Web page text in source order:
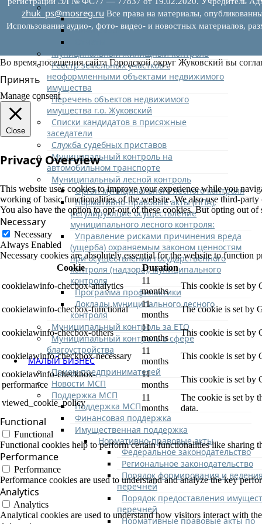
Муниципальный финансовый контроль
Нормативные документы
План работ
Муниципальный жилищный контроль
Реестр земельных участков с
неоформленными объектами недвижимого
имущества
Перечень объектов недвижимого
имущества г.о. Жуковский
Списки кандидатов в присяжные
заседатели
Служба судебных приставов
Муниципальный контроль на
автомобильном транспорте
Муниципальный лесной контроль
Орган муниципального лесного контроля
Нормативно-правовые акты (НПА),
регулирующие осуществление
муниципального лесного контроля:
Управление рисками причинения вреда
(ущерба) охраняемым законом ценностям
при осуществлении государственного
контроля (надзора), муниципального
контроля
Программа профилактики
Доклады муниципального лесного
контроля
Муниципальный контроль за ЕТО
Муниципальный контроль в сфере
благоустройства
МАЛЫЙ БИЗНЕС
Прием предпринимателей
Новости МСП
Поддержка МСП
Поддержка МСП
Финансовая поддержка
Имущественная поддержка
Нормативно-правовые акты
Федеральное законодательство
Региональное законодательство
Порядок формирования и ведения
перечней
Порядок предоставления
перечней
Нормативные правовые акты по
zhuk_ps@mosreg.ru Все права на материалы,
Использование аудио-, фото- видео- и новостных материалов,
Во время посещения сайта Городской округ Жуковский вы
Принять
Manage consent
Close
Privacy Overview
This website uses cookies to improve your experience while you
working of basic functionalities of the website. We also use third-
You also have the option to opt-out of these cookies. But opting out
Necessary
Necessary
Always Enabled
Necessary cookies are absolutely essential for the website to function
Cookie
Duration
cookielawinfo-checbox-analytics
11
months
This cookie is set by
cookielawinfo-checbox-functional
11
months
The cookie is set by
cookielawinfo-checbox-others
11
months
This cookie is set by
cookielawinfo-checkbox-necessary
11
months
This cookie is set by
cookielawinfo-checkbox-
performance
11
months
This cookie is set by
viewed_cookie_policy
11
months
The cookie is set by
data.
Functional
Functional
Functional cookies help to perform certain functionalities like sharing
Performance
Performance
Performance cookies are used to understand and analyze the key
Analytics
Analytics
Analytical cookies are used to understand how visitors interact with